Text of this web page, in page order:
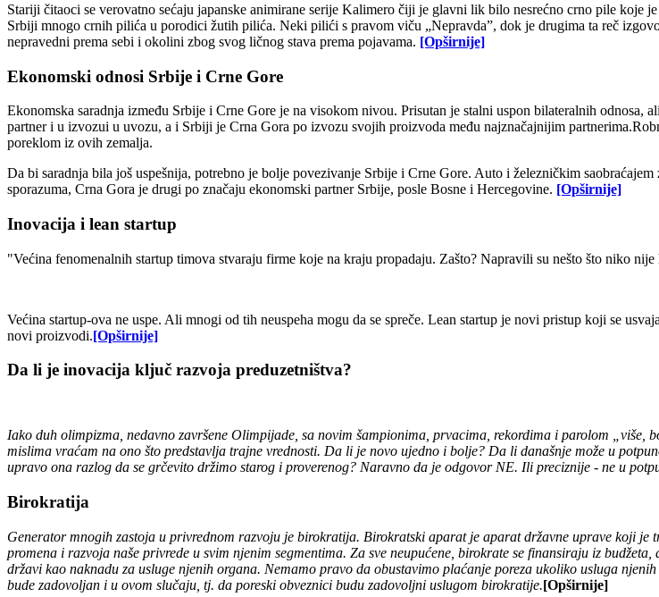
Stariji čitaoci se verovatno sećaju japanske animirane serije Kalimero čiji je glavni lik bilo nesrećno crno pile
Srbiji mnogo crnih pilića u porodici žutih pilića. Neki pilići s pravom viču „Nepravda”, dok je drugima ta reč
nepravedni prema sebi i okolini zbog svog ličnog stava prema pojavama. [Opširnije]
Ekonomski odnosi Srbije i Crne Gore
Ekonomska saradnja između Srbije i Crne Gore je na visokom nivou. Prisutan je stalni uspon bilateralnih odnosa,
partner i u izvozui u uvozu, a i Srbiji je Crna Gora po izvozu svojih proizvoda među najznačajnijim partnerima.
poreklom iz ovih zemalja.
Da bi saradnja bila još uspešnija, potrebno je bolje povezivanje Srbije i Crne Gore. Auto i železničkim
sporazuma, Crna Gora je drugi po značaju ekonomski partner Srbije, posle Bosne i Hercegovine. [Opširnije]
Inovacija i lean startup
"Većina fenomenalnih startup timova stvaraju firme koje na kraju propadaju. Zašto? Napravili su nešto što niko nije
Većina startup-ova ne uspe. Ali mnogi od tih neuspeha mogu da se spreče. Lean startup je novi pristup koji se
novi proizvodi.[Opširnije]
Da li je inovacija ključ razvoja preduzetništva?
Iako duh olimpizma, nedavno završene Olimpijade, sa novim šampionima, prvacima, rekordima i parolom „više,
mislima vraćam na ono što predstavlja trajne vrednosti. Da li je novo ujedno i bolje? Da li današnje može u
upravo ona razlog da se grčevito držimo starog i proverenog? Naravno da je odgovor NE. Ili preciznije - ne u
Birokratija
Generator mnogih zastoja u privrednom razvoju je birokratija. Birokratski aparat je aparat državne uprave koji
promena i razvoja naše privrede u svim njenim segmentima. Za sve neupućene, birokrate se finansiraju iz
državi kao naknadu za usluge njenih organa. Nemamo pravo da obustavimo plaćanje poreza ukoliko usluga
bude zadovoljan i u ovom slučaju, tj. da poreski obveznici budu zadovoljni uslugom birokratije.[Opširnije]